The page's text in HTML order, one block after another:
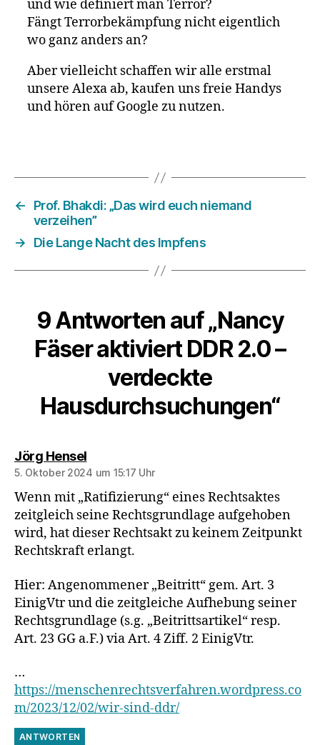
und wie definiert man Terror?
Fängt Terrorbekämpfung nicht eigentlich
wo ganz anders an?
Aber vielleicht schaffen wir alle erstmal
unsere Alexa ab, kaufen uns freie Handys
und hören auf Google zu nutzen.
←
Prof. Bhakdi: „Das wird euch niemand
verzeihen”
→
Die Lange Nacht des Impfens
9 Antworten auf „Nancy
Fäser aktiviert DDR 2.0 –
verdeckte
Hausdurchsuchungen“
Jörg Henselsagt:
5. Oktober 2024 um 15:17 Uhr
Wenn mit „Ratifizierung“ eines Rechtsaktes
zeitgleich seine Rechtsgrundlage aufgehoben
wird, hat dieser Rechtsakt zu keinem Zeitpunkt
Rechtskraft erlangt.
Hier: Angenommener „Beitritt“ gem. Art. 3
EinigVtr und die zeitgleiche Aufhebung seiner
Rechtsgrundlage (s.g. „Beitrittsartikel“ resp.
Art. 23 GG a.F.) via Art. 4 Ziff. 2 EinigVtr.
…
https://menschenrechtsverfahren.wordpress.co
m/2023/12/02/wir-sind-ddr/
ANTWORTEN